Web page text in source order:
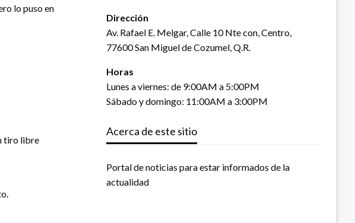
lo puso en
tiro libre
Dirección
Av. Rafael E. Melgar, Calle 10 Nte con, Centro,
77600 San Miguel de Cozumel, Q.R.
Horas
Lunes a viernes: de 9:00AM a 5:00PM
Sábado y domingo: 11:00AM a 3:00PM
Acerca de este sitio
Portal de noticias para estar informados de la
actualidad